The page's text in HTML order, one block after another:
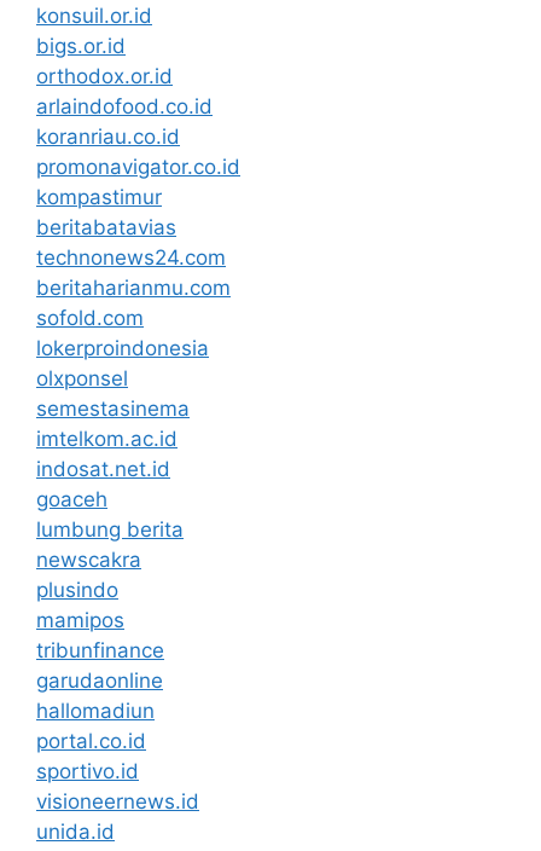
konsuil.or.id
bigs.or.id
orthodox.or.id
arlaindofood.co.id
koranriau.co.id
promonavigator.co.id
kompastimur
beritabatavias
technonews24.com
beritaharianmu.com
sofold.com
lokerproindonesia
olxponsel
semestasinema
imtelkom.ac.id
indosat.net.id
goaceh
lumbung berita
newscakra
plusindo
mamipos
tribunfinance
garudaonline
hallomadiun
portal.co.id
sportivo.id
visioneernews.id
unida.id